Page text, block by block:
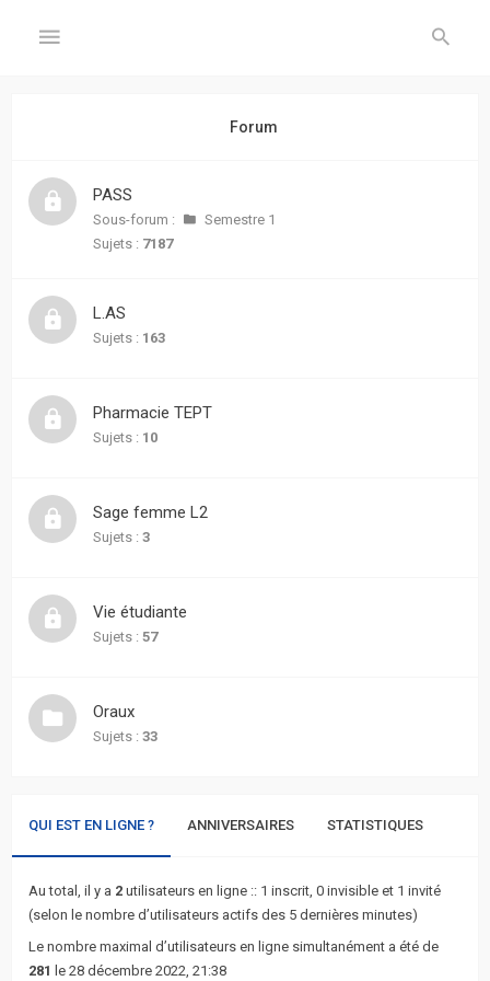
Inscription
FORUM
sans
réponse
actifs
Recherche
avancée
L’équipe
Forum
PASS
Sous-forum :
Semestre 1
Sujets : 7187
L.AS
Sujets : 163
Pharmacie TEPT
Sujets : 10
Sage femme L2
Sujets : 3
Vie étudiante
Sujets : 57
Oraux
Sujets : 33
QUI EST EN LIGNE ? ANNIVERSAIRES STATISTIQUES
Au total, il y a 2 utilisateurs en ligne :: 1 inscrit, 0 invisible et 1 invité
(selon le nombre d’utilisateurs actifs des 5 dernières minutes)
Le nombre maximal d’utilisateurs en ligne simultanément a été de
281 le 28 décembre 2022, 21:38